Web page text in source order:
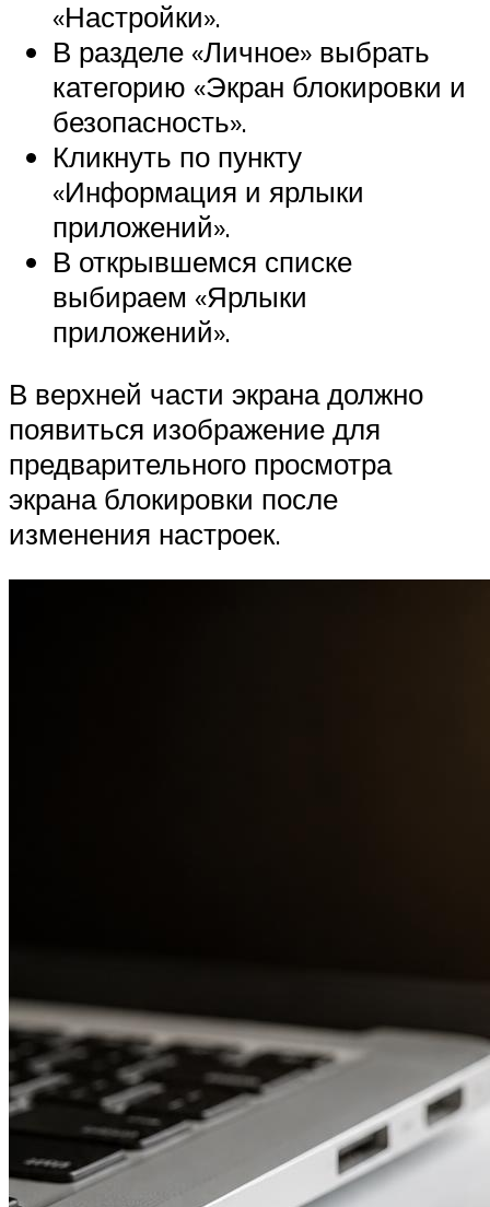
«Настройки».
В разделе «Личное» выбрать
категорию «Экран блокировки и
безопасность».
Кликнуть по пункту
«Информация и ярлыки
приложений».
В открывшемся списке
выбираем «Ярлыки
приложений».
В верхней части экрана должно
появиться изображение для
предварительного просмотра
экрана блокировки после
изменения настроек.